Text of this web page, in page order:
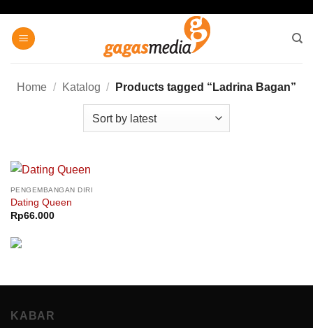
content
Home / Katalog / Products tagged “Ladrina Bagan”
PENGEMBANGAN DIRI
Dating Queen
Rp66.000
KABAR